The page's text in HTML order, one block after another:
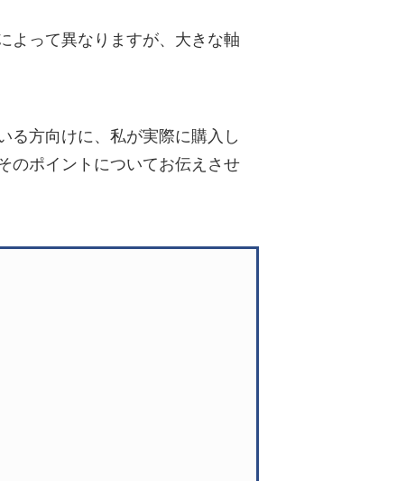
よって異なりますが、大きな軸
る方向けに、私が実際に購入し
のポイントについてお伝えさせ